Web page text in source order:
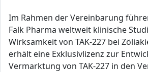
Im Rahmen der Vereinbarung
Falk Pharma weltweit klinische
Wirksamkeit von TAK-227 bei
erhält eine Exklusivlizenz zur
Vermarktung von TAK-227 in den